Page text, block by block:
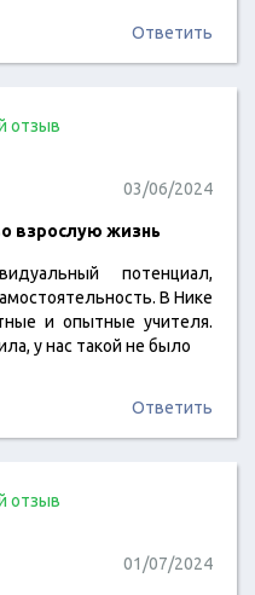
Ответить
отзыв
03/06/2024
взрослую жизнь
потенциал,
В Нике
и опытные учителя.
у нас такой не было
Ответить
отзыв
01/07/2024